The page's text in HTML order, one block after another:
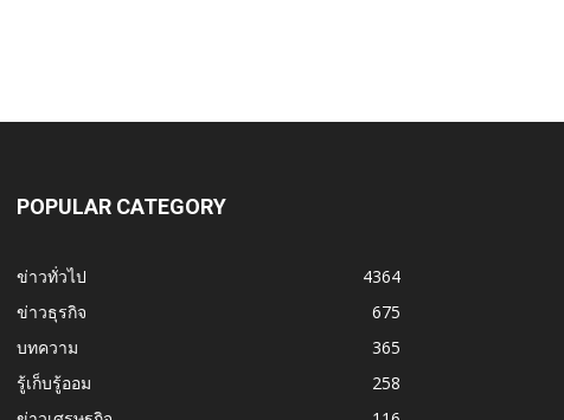
POPULAR CATEGORY
ข่าวทั่วไป
4364
ข่าวธุรกิจ
675
บทความ
365
รู้เก็บรู้ออม
258